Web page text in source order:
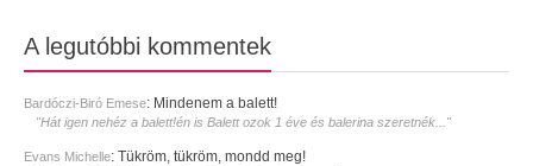
A legutóbbi kommentek
Bardóczi-Biró Emese: Mindenem a balett!
"Hát igen nehéz a balett!én is Balett ozok 1 éve és balerina szeretnék..."
Evans Michelle: Tükröm, tükröm, mondd meg!